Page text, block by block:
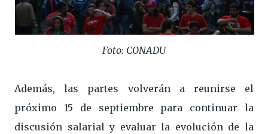
Foto: CONADU
Además, las partes volverán a reunirse el
próximo 15 de septiembre para continuar la
discusión salarial y evaluar la evolución de la